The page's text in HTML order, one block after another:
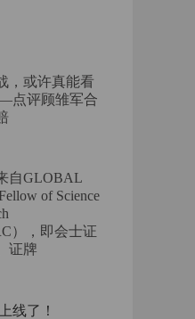
，或许真能看
点评顾雏军合
自GLOBAL
of Science
），即会士证
证牌
线了！